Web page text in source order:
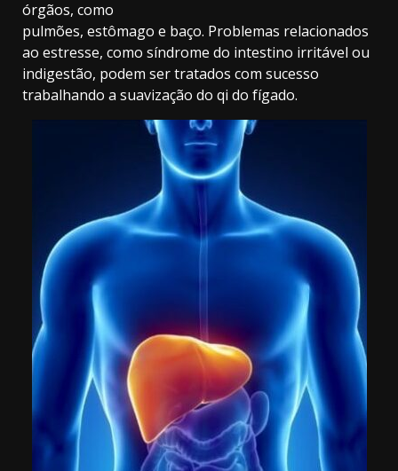
órgãos, como
pulmões, estômago e baço. Problemas relacionados
ao estresse, como síndrome do intestino irritável ou
indigestão, podem ser tratados com sucesso
trabalhando a suavização do qi do fígado.